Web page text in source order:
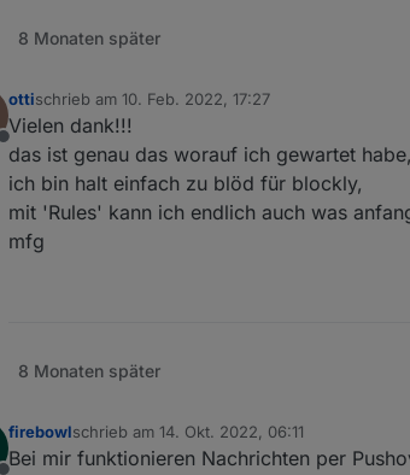
8 Monaten später
Offline
ottischrieb am 10. Feb. 2022, 17:27
zuletzt editiert von
Vielen dank!!!
das ist genau das worauf ich gewartet habe,
ich bin halt einfach zu blöd für blockly,
mit 'Rules' kann ich endlich auch was
mfg
8 Monaten später
firebowlschrieb am 14. Okt. 2022, 06:11
zuletzt editiert von
Bei mir funktionieren Nachrichten per